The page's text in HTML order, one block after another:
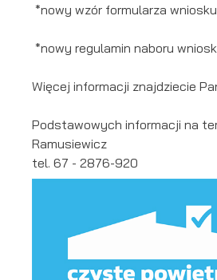
*nowy wzór formularza
*nowy regulamin naboru
Więcej informacji znajdziecie
Podstawowych informacji na
Ramusiewicz
tel. 67 - 2876-920